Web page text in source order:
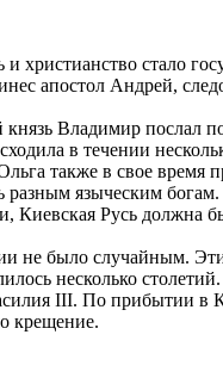
и христианство стало
апостол Андрей,
князь Владимир
в течении
также в свое
разным языческим
Киевская Русь должна
не было случайным.
несколько
III. По прибытии в
крещение.